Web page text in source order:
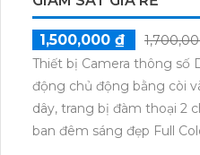
1,500,000 ₫
Thiết bị Camera thông số
động chủ động bằng còi
dây, trang bị đàm thoại 2
ban đêm sáng đẹp Full